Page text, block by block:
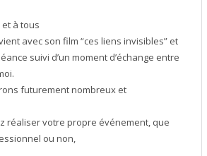
à tous
avec son film “ces liens invisibles” et
suivi d’un moment d’échange entre
futurement nombreux et
réaliser votre propre événement, que
ou non,